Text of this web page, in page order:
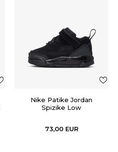
Nike Patike Jordan
Spizike Low
73,00 EUR